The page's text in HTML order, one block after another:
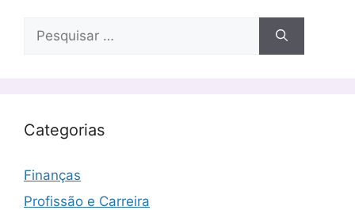
por:
Categorias
Finanças
Profissão e Carreira